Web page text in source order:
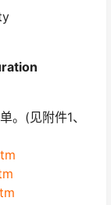
。(见附件1、